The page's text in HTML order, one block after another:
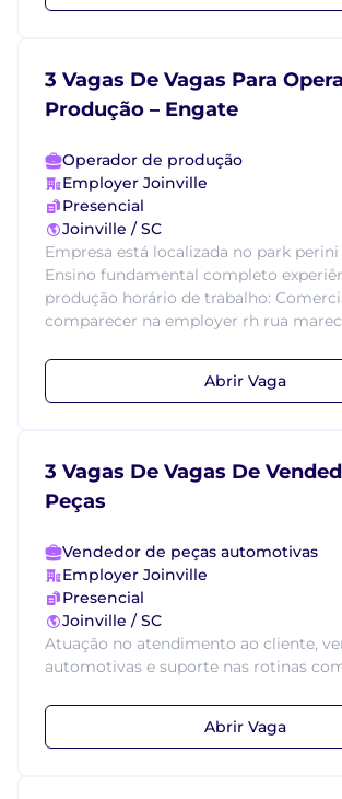
3 Vagas De Vagas Para
Produção – Engate
Operador de produção
Employer Joinville
Presencial
Joinville / SC
Empresa está localizada no park
Ensino fundamental completo
produção horário de trabalho:
comparecer na employer rh rua
Abrir Vaga
3 Vagas De Vagas De
Peças
Vendedor de peças automotivas
Employer Joinville
Presencial
Joinville / SC
Atuação no atendimento ao cliente,
automotivas e suporte nas rotinas
Abrir Vaga